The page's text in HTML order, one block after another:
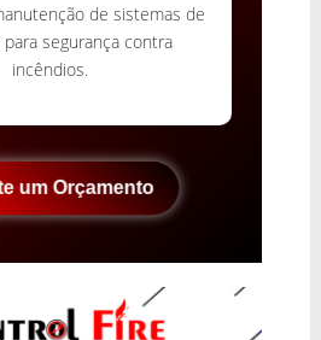
de sistemas de
segurança contra
incêndios.
um Orçamento